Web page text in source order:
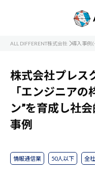
ALL DIFFERENT株式会社 導入事例(
株式会社プレス
「エンジニア
ン”を育成し社
事例
情報通信業 50人以下 全